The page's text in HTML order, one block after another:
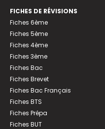
FICHES DE RÉVISIONS
Fiches 6ème
Fiches 5ème
Fiches 4ème
Fiches 3ème
Fiches Bac
Fiches Brevet
Fiches Bac Français
Fiches BTS
Fiches Prépa
Fiches BUT